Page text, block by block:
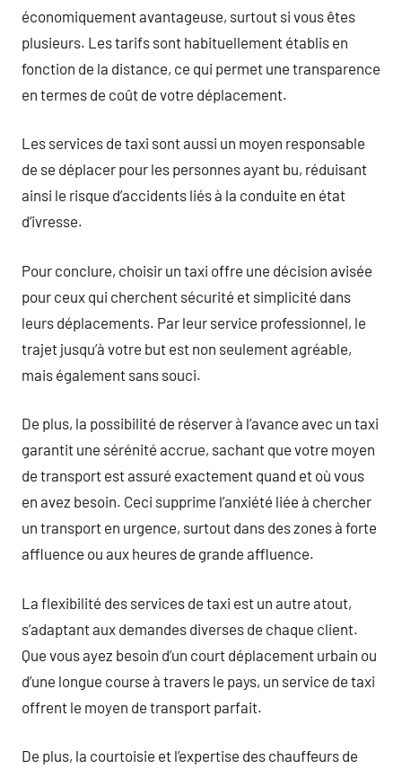
économiquement avantageuse, surtout si vous êtes
plusieurs. Les tarifs sont habituellement établis en
fonction de la distance, ce qui permet une transparence
en termes de coût de votre déplacement.
Les services de taxi sont aussi un moyen responsable
de se déplacer pour les personnes ayant bu, réduisant
ainsi le risque d’accidents liés à la conduite en état
d’ivresse.
Pour conclure, choisir un taxi offre une décision avisée
pour ceux qui cherchent sécurité et simplicité dans
leurs déplacements. Par leur service professionnel, le
trajet jusqu’à votre but est non seulement agréable,
mais également sans souci.
De plus, la possibilité de réserver à l’avance avec un taxi
garantit une sérénité accrue, sachant que votre moyen
de transport est assuré exactement quand et où vous
en avez besoin. Ceci supprime l’anxiété liée à chercher
un transport en urgence, surtout dans des zones à forte
affluence ou aux heures de grande affluence.
La flexibilité des services de taxi est un autre atout,
s’adaptant aux demandes diverses de chaque client.
Que vous ayez besoin d’un court déplacement urbain ou
d’une longue course à travers le pays, un service de taxi
offrent le moyen de transport parfait.
De plus, la courtoisie et l’expertise des chauffeurs de